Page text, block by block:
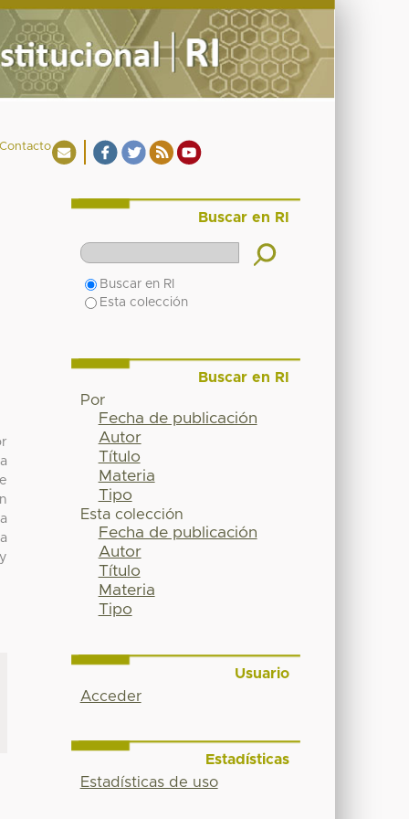
Buscar en RI
Buscar en RI
Esta colección
Buscar en RI
Por
Fecha de publicación
Autor
Título
Materia
Tipo
Esta colección
Fecha de publicación
Autor
Título
Materia
Tipo
Usuario
Acceder
Estadísticas
Estadísticas de uso